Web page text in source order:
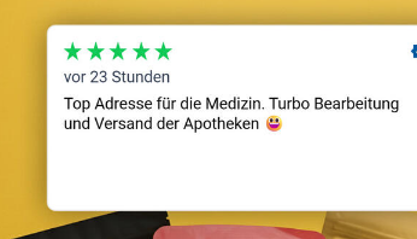
und Kaufnebenkosten
Käufer, Verkäufer und Kapitalanleger. Mit rund